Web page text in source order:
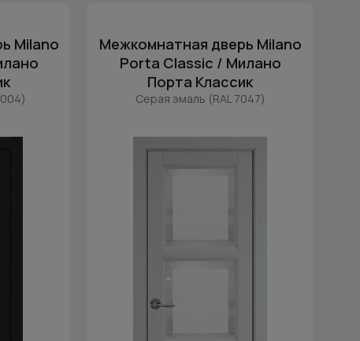
Цена (убыв.)
Cначала новинки
Cначала скидки
Milano
Межкомнатная дверь Milano
Porta Classic / Милано
Порта Классик
Серая эмаль (RAL 7047)